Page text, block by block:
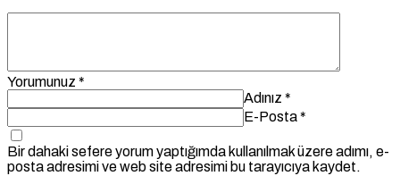
Yorumunuz *
Adınız *
E-Posta*
Bir dahaki sefere yorum yaptığımda kullanılmak üzere adımı, e-
posta adresimi ve web site adresimi bu tarayıcıya kaydet.